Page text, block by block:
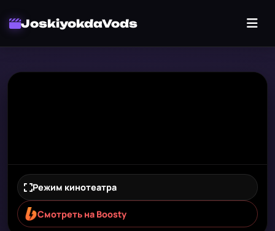
JoskiyokdaVods
Режим кинотеатра
Смотреть на Boosty